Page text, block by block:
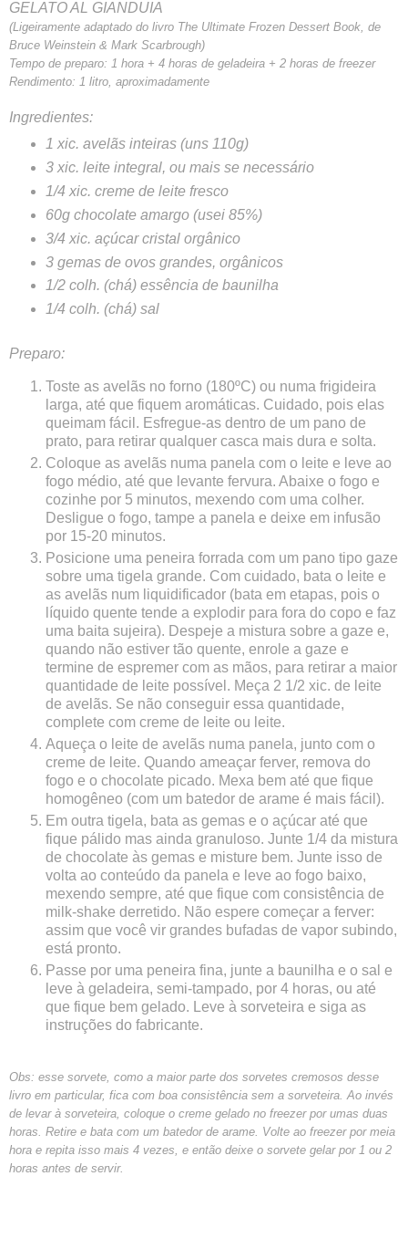
GELATO AL GIANDUIA
(Ligeiramente adaptado do livro The Ultimate Frozen Dessert Book, de
Bruce Weinstein & Mark Scarbrough)
Tempo de preparo: 1 hora + 4 horas de geladeira + 2 horas de freezer
Rendimento: 1 litro, aproximadamente
Ingredientes:
1 xic. avelãs inteiras (uns 110g)
3 xic. leite integral, ou mais se necessário
1/4 xic. creme de leite fresco
60g chocolate amargo (usei 85%)
3/4 xic. açúcar cristal orgânico
3 gemas de ovos grandes, orgânicos
1/2 colh. (chá) essência de baunilha
1/4 colh. (chá) sal
Preparo:
Toste as avelãs no forno (180ºC) ou numa frigideira
larga, até que fiquem aromáticas. Cuidado, pois elas
queimam fácil. Esfregue-as dentro de um pano de
prato, para retirar qualquer casca mais dura e solta.
Coloque as avelãs numa panela com o leite e leve ao
fogo médio, até que levante fervura. Abaixe o fogo e
cozinhe por 5 minutos, mexendo com uma colher.
Desligue o fogo, tampe a panela e deixe em infusão
por 15-20 minutos.
Posicione uma peneira forrada com um pano tipo gaze
sobre uma tigela grande. Com cuidado, bata o leite e
as avelãs num liquidificador (bata em etapas, pois o
líquido quente tende a explodir para fora do copo e faz
uma baita sujeira). Despeje a mistura sobre a gaze e,
quando não estiver tão quente, enrole a gaze e
termine de espremer com as mãos, para retirar a maior
quantidade de leite possível. Meça 2 1/2 xic. de leite
de avelãs. Se não conseguir essa quantidade,
complete com creme de leite ou leite.
Aqueça o leite de avelãs numa panela, junto com o
creme de leite. Quando ameaçar ferver, remova do
fogo e o chocolate picado. Mexa bem até que fique
homogêneo (com um batedor de arame é mais fácil).
Em outra tigela, bata as gemas e o açúcar até que
fique pálido mas ainda granuloso. Junte 1/4 da mistura
de chocolate às gemas e misture bem. Junte isso de
volta ao conteúdo da panela e leve ao fogo baixo,
mexendo sempre, até que fique com consistência de
milk-shake derretido. Não espere começar a ferver:
assim que você vir grandes bufadas de vapor subindo,
está pronto.
Passe por uma peneira fina, junte a baunilha e o sal e
leve à geladeira, semi-tampado, por 4 horas, ou até
que fique bem gelado. Leve à sorveteira e siga as
instruções do fabricante.
Obs: esse sorvete, como a maior parte dos sorvetes cremosos desse
livro em particular, fica com boa consistência sem a sorveteira. Ao invés
de levar à sorveteira, coloque o creme gelado no freezer por umas duas
horas. Retire e bata com um batedor de arame. Volte ao freezer por meia
hora e repita isso mais 4 vezes, e então deixe o sorvete gelar por 1 ou 2
horas antes de servir.